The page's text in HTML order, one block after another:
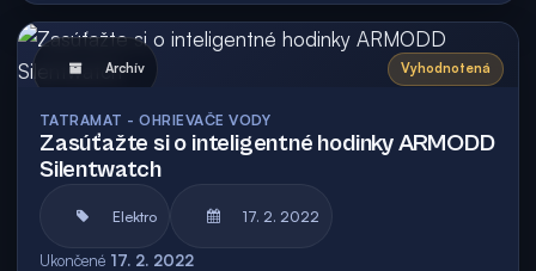
Archív Vyhodnotená
TATRAMAT - OHRIEVAČE VODY
Zasúťažte si o inteligentné hodinky ARMODD
Silentwatch
Elektro 17. 2. 2022
Ukončené 17. 2. 2022